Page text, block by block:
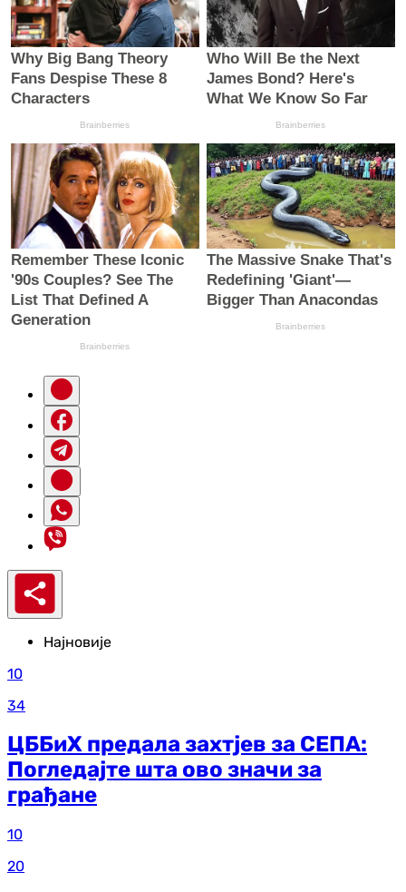
Најновије
10
34
ЦББиХ предала захтјев за СЕПА:
Погледајте шта ово значи за
грађане
10
20